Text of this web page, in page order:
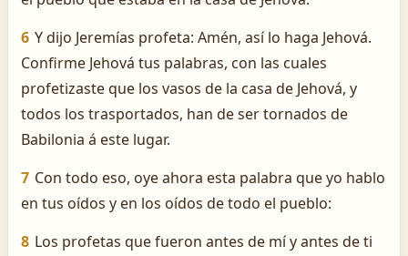
6 Y dijo Jeremías profeta: Amén, así lo haga Jehová.
Confirme Jehová tus palabras, con las cuales
profetizaste que los vasos de la casa de Jehová, y
todos los trasportados, han de ser tornados de
Babilonia á este lugar.
7 Con todo eso, oye ahora esta palabra que yo hablo
en tus oídos y en los oídos de todo el pueblo:
8 Los profetas que fueron antes de mí y antes de ti